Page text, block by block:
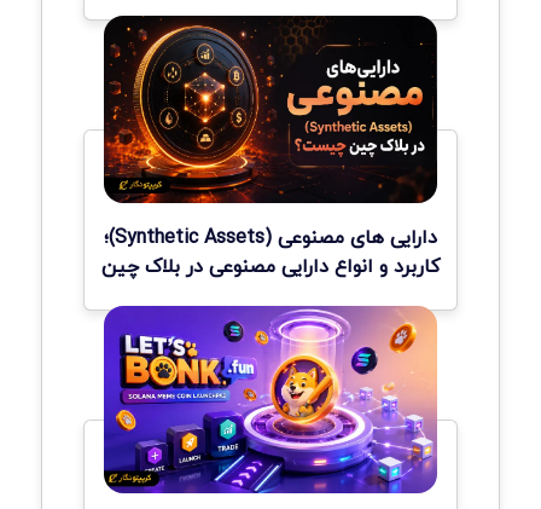
دارایی های مصنوعی (Synthetic Assets)؛
کاربرد و انواع دارایی مصنوعی در بلاک چین